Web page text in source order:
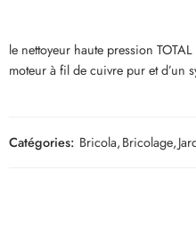
le nettoyeur haute pression
moteur à fil de cuivre pur et d’un
Catégories: Bricola,Bricolage,